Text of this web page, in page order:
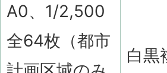
A0、1/2,500
全64枚（都市
白黒